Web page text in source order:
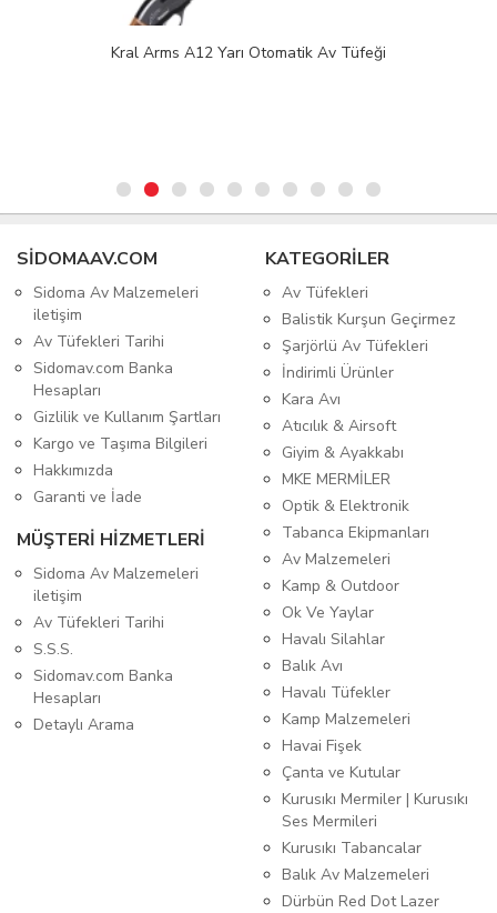
Kral Arms A12 Yarı Otomatik Av Tüfeği
SIDOMAAV.COM
Sidoma Av Malzemeleri
iletişim
Av Tüfekleri Tarihi
Sidomav.com Banka
Hesapları
Gizlilik ve Kullanım Şartları
Kargo ve Taşıma Bilgileri
Hakkımızda
Garanti ve İade
MÜŞTERİ HİZMETLERİ
Sidoma Av Malzemeleri
iletişim
Av Tüfekleri Tarihi
S.S.S.
Sidomav.com Banka
Hesapları
Detaylı Arama
KATEGORİLER
Av Tüfekleri
Balistik Kurşun Geçirmez
Şarjörlü Av Tüfekleri
İndirimli Ürünler
Kara Avı
Atıcılık & Airsoft
Giyim & Ayakkabı
MKE MERMİLER
Optik & Elektronik
Tabanca Ekipmanları
Av Malzemeleri
Kamp & Outdoor
Ok Ve Yaylar
Havalı Silahlar
Balık Avı
Havalı Tüfekler
Kamp Malzemeleri
Havai Fişek
Çanta ve Kutular
Kurusıkı Mermiler | Kurusıkı
Ses Mermileri
Kurusıkı Tabancalar
Balık Av Malzemeleri
Dürbün Red Dot Lazer